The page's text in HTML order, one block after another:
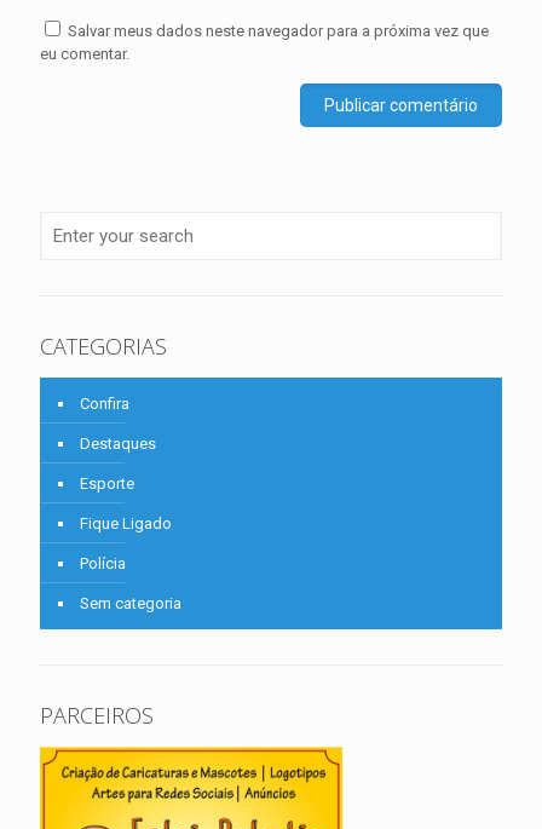
Salvar meus dados neste navegador para a próxima vez que
eu comentar.
CATEGORIAS
Confira
Destaques
Esporte
Fique Ligado
Polícia
Sem categoria
PARCEIROS